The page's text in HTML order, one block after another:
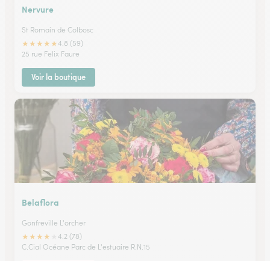
Nervure
St Romain de Colbosc
★★★★★4.8 (59)
25 rue Felix Faure
Voir la boutique
Belaflora
Gonfreville L'orcher
★★★★
4.2 (78)
C.Cial Océane Parc de L'estuaire R.N.15